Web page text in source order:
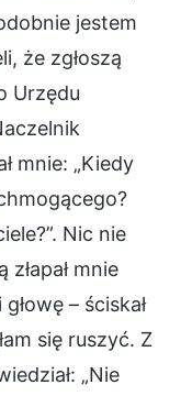
jestem
że zgłoszą
Urzędu
mnie: „Kiedy
Nic nie
złapał mnie
– ściskał
się ruszyć. Z
„Nie